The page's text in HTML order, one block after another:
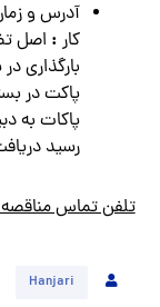
آدرس و
كار : اصل
بارگذاري
پاكت در
پاكات به
رسيد
تلفن تماس مناقصه گزار:
Hanjari